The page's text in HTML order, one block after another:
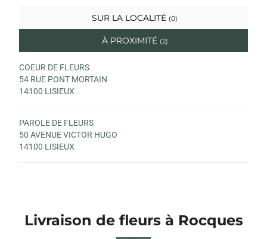
SUR LA LOCALITÉ (0)
À PROXIMITÉ (2)
COEUR DE FLEURS
54 RUE PONT MORTAIN
14100 LISIEUX
PAROLE DE FLEURS
50 AVENUE VICTOR HUGO
14100 LISIEUX
Livraison de fleurs à Rocques